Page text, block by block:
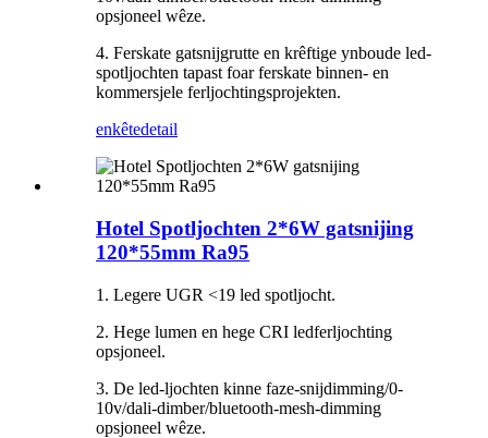
opsjoneel wêze.
4. Ferskate gatsnijgrutte en krêftige ynboude led-
spotljochten tapast foar ferskate binnen- en
kommersjele ferljochtingsprojekten.
enkêtedetail
Hotel Spotljochten 2*6W gatsnijing
120*55mm Ra95
1. Legere UGR <19 led spotljocht.
2. Hege lumen en hege CRI ledferljochting
opsjoneel.
3. De led-ljochten kinne faze-snijdimming/0-
10v/dali-dimber/bluetooth-mesh-dimming
opsjoneel wêze.